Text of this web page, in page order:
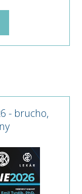
- brucho,